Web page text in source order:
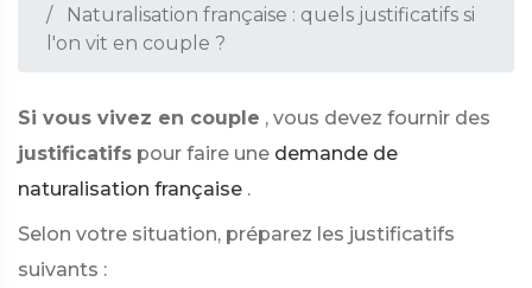
Naturalisation française : quels justificatifs si
l'on vit en couple ?
Si vous vivez en couple , vous devez fournir des
justificatifs pour faire une demande de
naturalisation française .
Selon votre situation, préparez les justificatifs
suivants :